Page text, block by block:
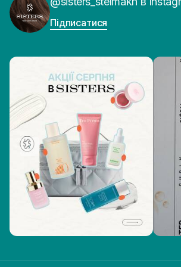
Підписатися